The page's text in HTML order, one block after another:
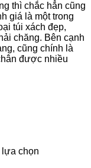
thì chắc hẳn cũng
giá là một trong
túi xách đẹp,
chăng. Bên cạnh
cũng chính là
được nhiều
lựa chọn